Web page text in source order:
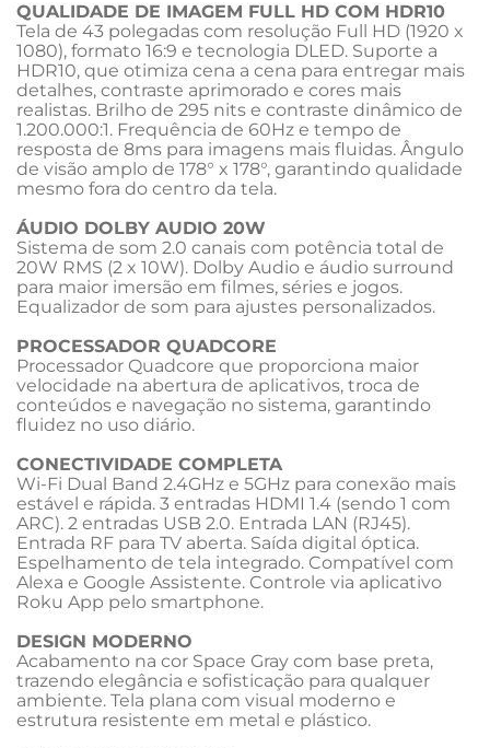
QUALIDADE DE IMAGEM FULL HD COM HDR10
Tela de 43 polegadas com resolução Full HD (1920 x
1080), formato 16:9 e tecnologia DLED. Suporte a
HDR10, que otimiza cena a cena para entregar mais
detalhes, contraste aprimorado e cores mais
realistas. Brilho de 295 nits e contraste dinâmico de
1.200.000:1. Frequência de 60Hz e tempo de
resposta de 8ms para imagens mais fluidas. Ângulo
de visão amplo de 178° x 178°, garantindo qualidade
mesmo fora do centro da tela.
ÁUDIO DOLBY AUDIO 20W
Sistema de som 2.0 canais com potência total de
20W RMS (2 x 10W). Dolby Audio e áudio surround
para maior imersão em filmes, séries e jogos.
Equalizador de som para ajustes personalizados.
PROCESSADOR QUADCORE
Processador Quadcore que proporciona maior
velocidade na abertura de aplicativos, troca de
conteúdos e navegação no sistema, garantindo
fluidez no uso diário.
CONECTIVIDADE COMPLETA
Wi-Fi Dual Band 2.4GHz e 5GHz para conexão mais
estável e rápida. 3 entradas HDMI 1.4 (sendo 1 com
ARC). 2 entradas USB 2.0. Entrada LAN (RJ45).
Entrada RF para TV aberta. Saída digital óptica.
Espelhamento de tela integrado. Compatível com
Alexa e Google Assistente. Controle via aplicativo
Roku App pelo smartphone.
DESIGN MODERNO
Acabamento na cor Space Gray com base preta,
trazendo elegância e sofisticação para qualquer
ambiente. Tela plana com visual moderno e
estrutura resistente em metal e plástico.